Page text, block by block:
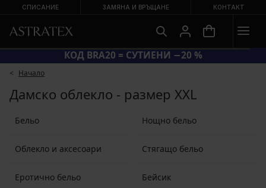
СПИСАНИЕ ЗАМЯНА И ВРЪЩАНЕ КОНТАКТ
ГОЛЯМА ЛЯТНА РАЗПРОДАЖБА ДО −70 %
Начало
Дамско облекло - размер XXL
Бельо Нощно бельо
Облекло и аксесоари Стягащо бельо
Еротично бельо Бейсик